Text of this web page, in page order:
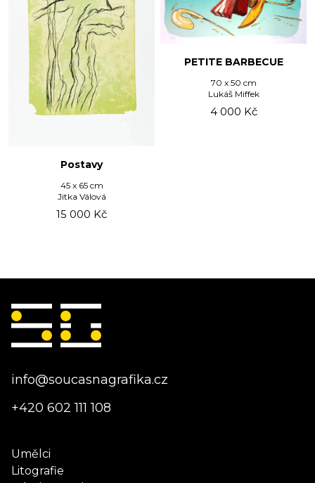
Postavy
45 x 65 cm
Jitka Válová
15 000 Kč
PETITE BARBECUE
70 x 50 cm
Lukáš Miffek
4 000 Kč
info@soucasnagrafika.cz
+420 602 111 108
Umělci
Litografie